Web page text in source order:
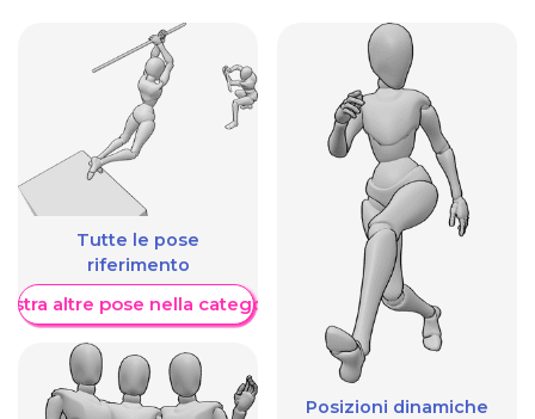
Tutte le pose
riferimento
altre pose nella categoria
Posizioni dinamiche